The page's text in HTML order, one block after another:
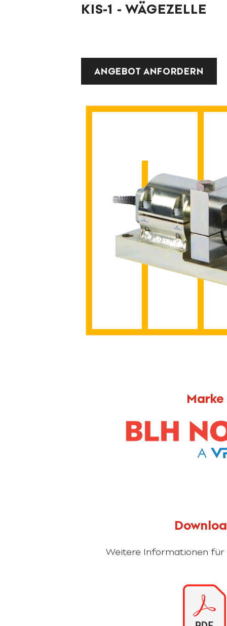
KIS-1 - WÄGEZELLE
ANGEBOT ANFORDERN
Marke
Weitere Informationen für